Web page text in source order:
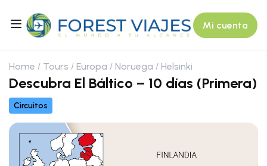
Mi cuenta
Home Tours Europa Noruega Helsinki
Descubra El Báltico – 10 días (Primera)
Circuitos